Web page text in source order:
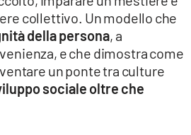
collettivo. Un modello che
della persona, a
e che dimostra come
un ponte tra culture
sociale oltre che